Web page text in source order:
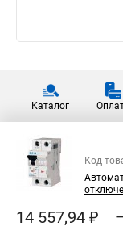
Каталог
Код
14 557,94 ₽ –